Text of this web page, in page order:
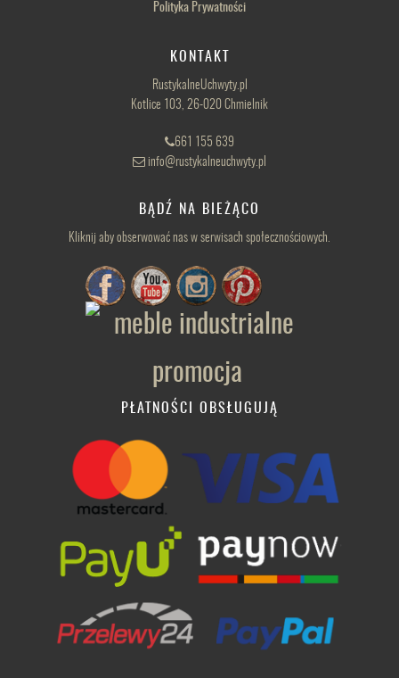
Polityka Prywatności
KONTAKT
RustykalneUchwyty.pl
Kotlice 103, 26-020 Chmielnik
661 155 639
info@rustykalneuchwyty.pl
BĄDŹ NA BIEŻĄCO
Kliknij aby obserwować nas w serwisach społecznościowych.
PŁATNOŚCI OBSŁUGUJĄ